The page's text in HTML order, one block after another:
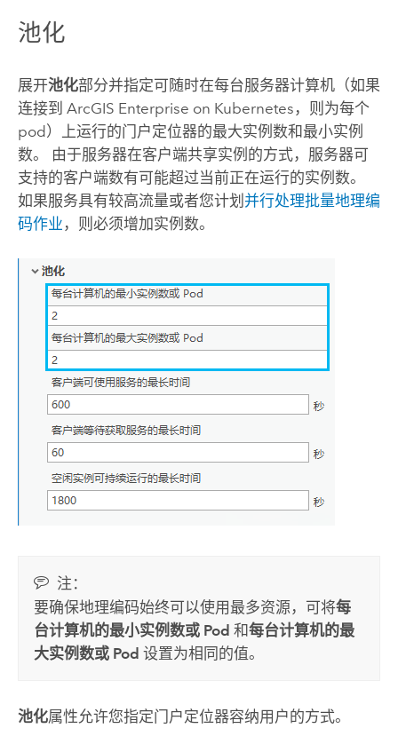
池化
展开池化部分并指定可随时在每台服务器计算机（如果
连接到 ArcGIS Enterprise on Kubernetes ，则为每个
pod）上运行的门户定位器的最大实例数和最小实例
数。 由于服务器在客户端共享实例的方式，服务器可
支持的客户端数有可能超过当前正在运行的实例数。
如果服务具有较高流量或者您计划 并行处理批量地理编
码作业 ，则必须增加实例数。
注：
要确保地理编码始终可以使用最多资源，可将每
台计算机的最小实例数或 Pod 和每台计算机的最
大实例数或 Pod 设置为相同的值。
池化属性允许您指定门户定位器容纳用户的方式。